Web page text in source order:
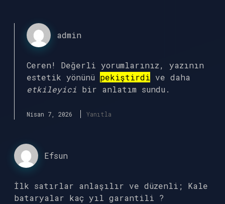
admin
Ceren! Değerli yorumlarınız, yazının
estetik yönünü pekiştirdi ve daha
etkileyici bir anlatım sundu.
Nisan 7, 2026 Yanıtla
Efsun
İlk satırlar anlaşılır ve düzenli; Kale
bataryalar kaç yıl garantili ?